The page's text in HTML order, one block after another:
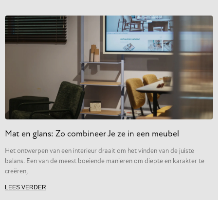
Mat en glans: Zo combineer Je ze in een meubel
Het ontwerpen van een interieur draait om het vinden van de juiste
balans. Een van de meest boeiende manieren om diepte en karakter te
creëren,
LEES VERDER